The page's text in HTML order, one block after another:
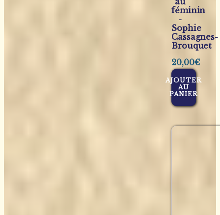
féminin
-
Sophie
Cassagnes-
Brouquet
20,00€
AJOUTER
AU
PANIER